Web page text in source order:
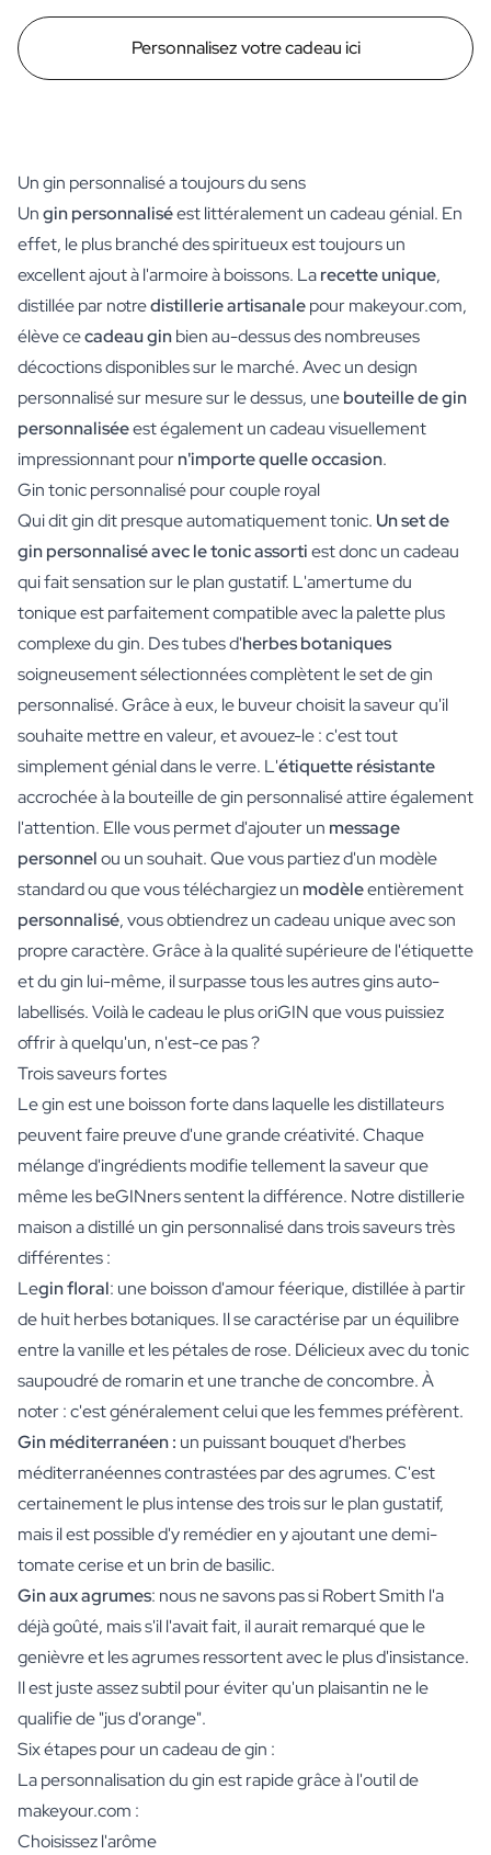
Personnalisez votre cadeau ici
Un gin personnalisé a toujours du sens
Ungin personnaliséest littéralement un cadeau génial. En
effet, le plus branché des spiritueux est toujours un
excellent ajout à l'armoire à boissons. Larecette unique,
distillée par notredistillerie artisanalepour makeyour.com,
élève cecadeau ginbien au-dessus des nombreuses
décoctions disponibles sur le marché. Avec un design
personnalisé sur mesure sur le dessus, unebouteille de gin
personnaliséeest également un cadeau visuellement
impressionnant pourn'importe quelle occasion.
Gin tonic personnalisé pour couple royal
Qui dit gin dit presque automatiquement tonic. Un set de
gin personnalisé avec le tonic assortiest donc un cadeau
qui fait sensation sur le plan gustatif. L'amertume du
tonique est parfaitement compatible avec la palette plus
complexe du gin. Des tubes d'herbes botaniques
soigneusement sélectionnées complètent le set de gin
personnalisé. Grâce à eux, le buveur choisit la saveur qu'il
souhaite mettre en valeur, et avouez-le : c'est tout
simplement génial dans le verre. L'étiquette résistante
accrochée à la bouteille de gin personnalisé attire également
l'attention. Elle vous permet d'ajouter un message
personnelou un souhait. Que vous partiez d'un modèle
standard ou que vous téléchargiez un modèleentièrement
personnalisé, vous obtiendrez un cadeau unique avec son
propre caractère. Grâce à la qualité supérieure de l'étiquette
et du gin lui-même, il surpasse tous les autres gins auto-
labellisés. Voilà le cadeau le plus oriGIN que vous puissiez
offrir à quelqu'un, n'est-ce pas ?
Trois saveurs fortes
Le gin est une boisson forte dans laquelle les distillateurs
peuvent faire preuve d'une grande créativité. Chaque
mélange d'ingrédients modifie tellement la saveur que
même les beGINners sentent la différence. Notre distillerie
maison a distillé un gin personnalisé dans trois saveurs très
différentes :
Legin floral: une boisson d'amour féerique, distillée à partir
de huit herbes botaniques. Il se caractérise par un équilibre
entre la vanille et les pétales de rose. Délicieux avec du tonic
saupoudré de romarin et une tranche de concombre. À
noter : c'est généralement celui que les femmes préfèrent.
Gin méditerranéen : un puissant bouquet d'herbes
méditerranéennes contrastées par des agrumes. C'est
certainement le plus intense des trois sur le plan gustatif,
mais il est possible d'y remédier en y ajoutant une demi-
tomate cerise et un brin de basilic.
Gin aux agrumes: nous ne savons pas si Robert Smith l'a
déjà goûté, mais s'il l'avait fait, il aurait remarqué que le
genièvre et les agrumes ressortent avec le plus d'insistance.
Il est juste assez subtil pour éviter qu'un plaisantin ne le
qualifie de "jus d'orange".
Six étapes pour un cadeau de gin :
La personnalisation du gin est rapide grâce à l'outil de
makeyour.com :
Choisissez l'arôme